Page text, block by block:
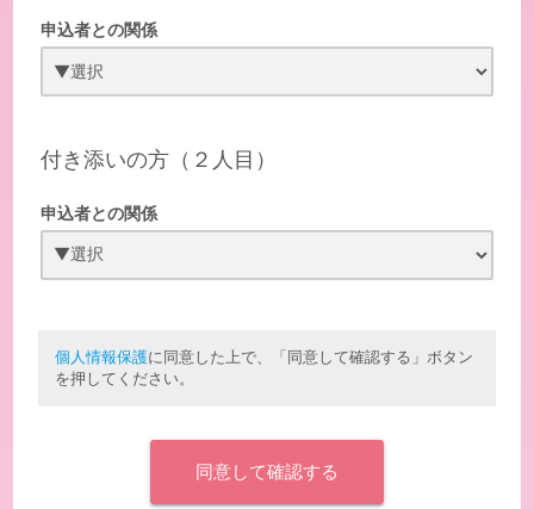
申込者との関係
付き添いの方（２人目）
申込者との関係
個人情報保護に同意した上で、「同意して確認する」ボタン
を押してください。